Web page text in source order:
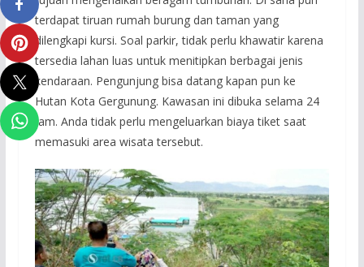
terdapat tiruan rumah burung dan taman yang
dilengkapi kursi. Soal parkir, tidak perlu khawatir karena
tersedia lahan luas untuk menitipkan berbagai jenis
kendaraan. Pengunjung bisa datang kapan pun ke
Hutan Kota Gergunung. Kawasan ini dibuka selama 24
jam. Anda tidak perlu mengeluarkan biaya tiket saat
memasuki area wisata tersebut.